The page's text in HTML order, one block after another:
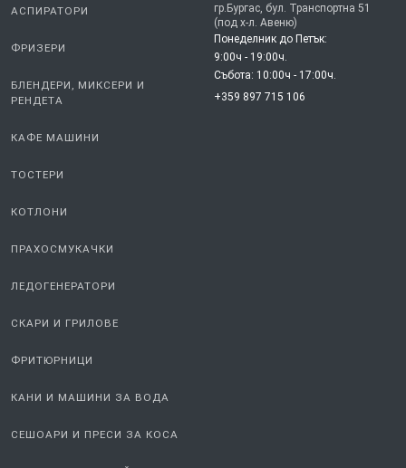
АСПИРАТОРИ
ФРИЗЕРИ
БЛЕНДЕРИ, МИКСЕРИ И
РЕНДЕТА
КАФЕ МАШИНИ
ТОСТЕРИ
КОТЛОНИ
ПРАХОСМУКАЧКИ
ЛЕДОГЕНЕРАТОРИ
СКАРИ И ГРИЛОВЕ
ФРИТЮРНИЦИ
КАНИ И МАШИНИ ЗА ВОДА
СЕШОАРИ И ПРЕСИ ЗА КОСА
гр.Бургас, бул. Транспортна 51
(под х-л. Авеню)
Понеделник до Петък:
9:00ч - 19:00ч.
Събота: 10:00ч - 17:00ч.
+359 897 715 106